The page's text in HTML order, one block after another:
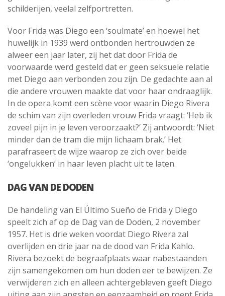
schilderijen, veelal zelfportretten.
Voor Frida was Diego een ‘soulmate’ en hoewel het
huwelijk in 1939 werd ontbonden hertrouwden ze
alweer een jaar later, zij het dat door Frida de
voorwaarde werd gesteld dat er geen seksuele relatie
met Diego aan verbonden zou zijn. De gedachte aan al
die andere vrouwen maakte dat voor haar ondraaglijk.
In de opera komt een scène voor waarin Diego Rivera
de schim van zijn overleden vrouw Frida vraagt: ‘Heb ik
zoveel pijn in je leven veroorzaakt?’ Zij antwoordt: ‘Niet
minder dan de tram die mijn lichaam brak.’ Het
parafraseert de wijze waarop ze zich over beide
‘ongelukken’ in haar leven placht uit te laten.
DAG VAN DE DODEN
De handeling van El Último Sueño de Frida y Diego
speelt zich af op de Dag van de Doden, 2 november
1957. Het is drie weken voordat Diego Rivera zal
overlijden en drie jaar na de dood van Frida Kahlo.
Rivera bezoekt de begraafplaats waar nabestaanden
zijn samengekomen om hun doden eer te bewijzen. Ze
verwijderen zich en alleen achtergebleven geeft Diego